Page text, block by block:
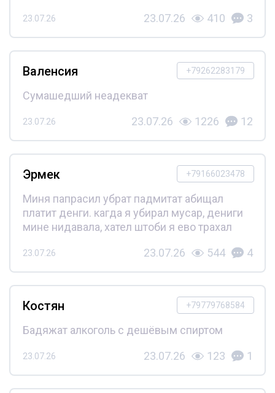
23.07.26 23.07.26 410 3
+79262283179
Валенсия
Сумашедший неадекват
23.07.26 23.07.26 1226 12
+79166023478
Эрмек
Миня папрасил убрат падмитат абищал
платит денги. кагда я убирал мусар, дениги
мине нидавала, хател штоби я ево трахал
23.07.26 23.07.26 544 4
+79779768584
Костян
Бадяжат алкоголь с дешёвым спиртом
23.07.26 23.07.26 123 1